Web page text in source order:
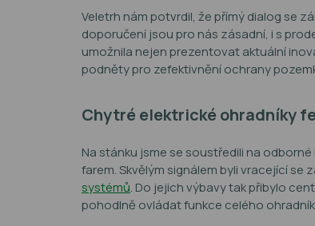
Veletrh nám potvrdil, že přímý dialog se
doporučení jsou pro nás zásadní, i s
umožnila nejen prezentovat aktuální
podněty pro zefektivnění ochrany
Chytré elektrické ohradníky
Na stánku jsme se soustředili na
farem. Skvělým signálem byli vracející
systémů. Do jejich výbavy tak přibylo
pohodlně ovládat funkce celého